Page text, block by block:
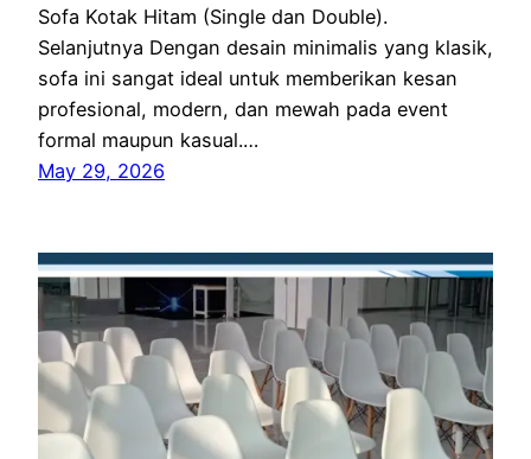
Sofa Kotak Hitam (Single dan Double).
Selanjutnya Dengan desain minimalis yang klasik,
sofa ini sangat ideal untuk memberikan kesan
profesional, modern, dan mewah pada event
formal maupun kasual.…
May 29, 2026